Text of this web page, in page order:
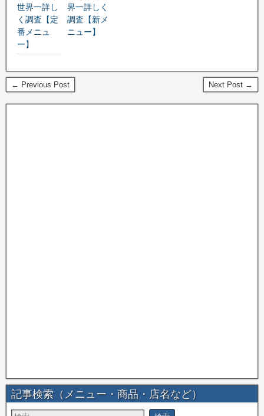
世界一詳し
く調査【定
番メニュ
ー】
界一詳しく
調査【新メ
ニュー】
← Previous Post Next Post →
記事検索（メニュー・商品・店名など）